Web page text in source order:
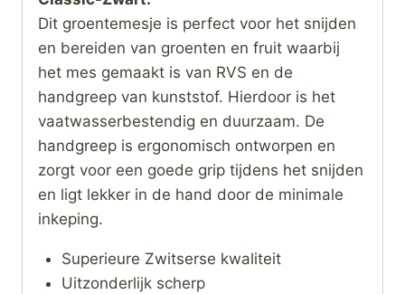
Dit groentemesje is perfect voor het snijden
en bereiden van groenten en fruit waarbij
het mes gemaakt is van RVS en de
handgreep van kunststof. Hierdoor is het
vaatwasserbestendig en duurzaam. De
handgreep is ergonomisch ontworpen en
zorgt voor een goede grip tijdens het snijden
en ligt lekker in de hand door de minimale
inkeping.
Superieure Zwitserse kwaliteit
Uitzonderlijk scherp